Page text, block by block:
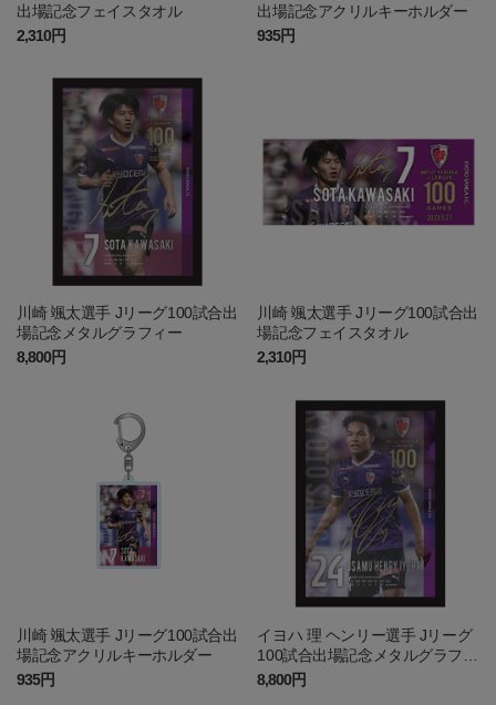
出場記念フェイスタオル
2,310円
出場記念アクリルキーホルダー
935円
川崎 颯太選手 Jリーグ100試合出
場記念メタルグラフィー
8,800円
川崎 颯太選手 Jリーグ100試合出
場記念フェイスタオル
2,310円
川崎 颯太選手 Jリーグ100試合出
場記念アクリルキーホルダー
935円
イヨハ 理 ヘンリー選手 Jリーグ
100試合出場記念メタルグラフィ
ー
8,800円